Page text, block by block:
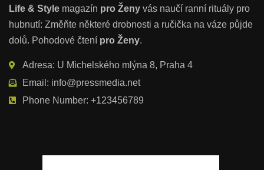
Life & Style magazín pro Ženy vás naučí ranní rituály pro
hubnutí: Změňte některé drobnosti a ručička na váze půjde
dolů. Pohodové čtení pro Ženy.
Adresa: U Michelského mlýna 8, Praha 4
Email: info@pressmedia.net
Phone Number: +123456789